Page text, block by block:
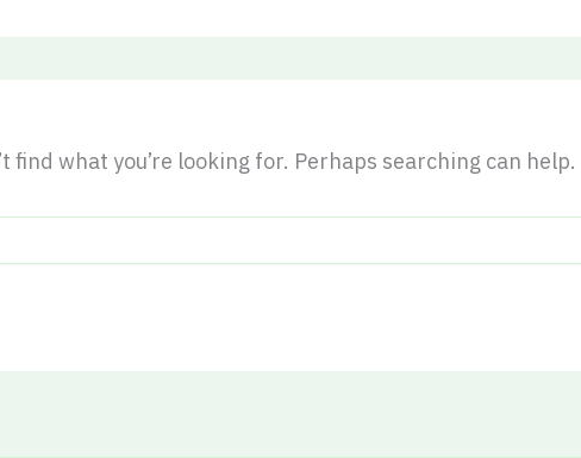
find what you’re looking for. Perhaps searching can help.